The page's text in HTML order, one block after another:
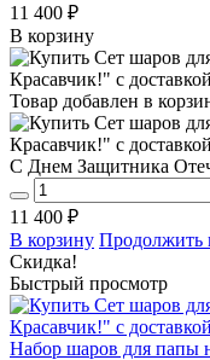
11 400 ₽
В корзину
Товар добавлен в
С Днем Защитника
11 400 ₽
В корзину Продолжить
Скидка!
Быстрый просмотр
Набор шаров для папы